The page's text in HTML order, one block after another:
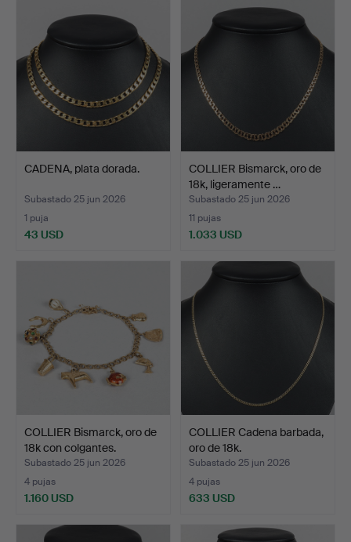
CADENA, plata dorada.
Subastado 25 jun 2026
1 puja
43 USD
COLLIER Bismarck, oro de
18k, ligeramente …
Subastado 25 jun 2026
11 pujas
1.033 USD
COLLIER Bismarck, oro de
18k con colgantes.
Subastado 25 jun 2026
4 pujas
1.160 USD
COLLIER Cadena barbada,
oro de 18k.
Subastado 25 jun 2026
4 pujas
633 USD